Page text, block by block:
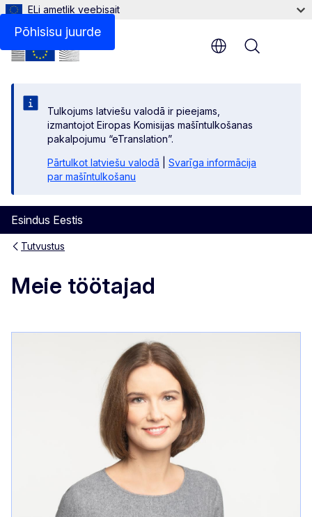
Põhisisu juurde
ELi ametlik veebisait
Tulkojums latviešu valodā ir pieejams,
izmantojot Eiropas Komisijas mašīntulkošanas
pakalpojumu “eTranslation”.
Pārtulkot latviešu valodā
Svarīga informācija
par mašīntulkošanu
Esindus Eestis
Menu
Tutvustus
Meie töötajad